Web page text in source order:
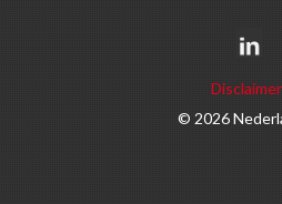
Disclaimer
© 2026